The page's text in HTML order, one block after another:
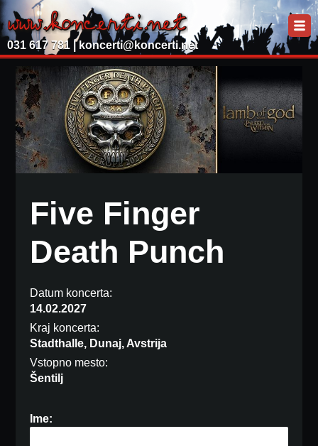
031 617 781 | koncerti@koncerti.net
Five Finger
Death Punch
Datum koncerta:
14.02.2027
Kraj koncerta:
Stadthalle, Dunaj, Avstrija
Vstopno mesto:
Šentilj
Ime: